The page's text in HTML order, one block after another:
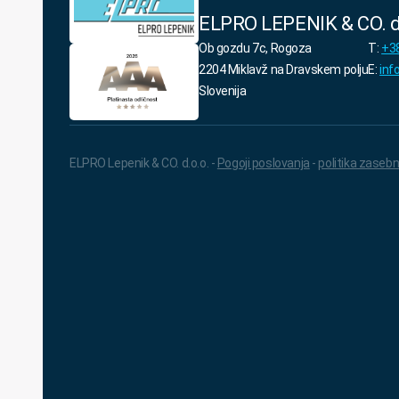
ELPRO LEPENIK & CO.
Ob gozdu 7c, Rogoza
2204 Miklavž na Dravskem polju
Slovenija
T:
E:
ELPRO Lepenik & CO. d.o.o. - Pogoji poslovanja - politika